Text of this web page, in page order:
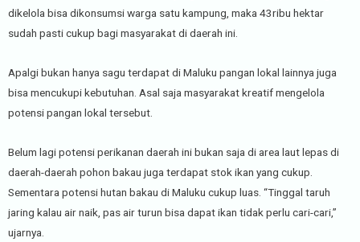
dikelola bisa dikonsumsi warga satu kampung, maka 43ribu hektar
sudah pasti cukup bagi masyarakat di daerah ini.
Apalgi bukan hanya sagu terdapat di Maluku pangan lokal lainnya juga
bisa mencukupi kebutuhan. Asal saja masyarakat kreatif mengelola
potensi pangan lokal tersebut.
Belum lagi potensi perikanan daerah ini bukan saja di area laut lepas di
daerah-daerah pohon bakau juga terdapat stok ikan yang cukup.
Sementara potensi hutan bakau di Maluku cukup luas. “Tinggal taruh
jaring kalau air naik, pas air turun bisa dapat ikan tidak perlu cari-cari,”
ujarnya.